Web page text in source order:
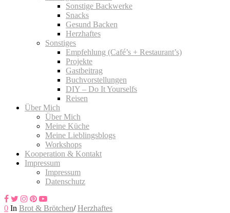
Sonstige Backwerke
Snacks
Gesund Backen
Herzhaftes
Sonstiges
Empfehlung (Café’s + Restaurant’s)
Projekte
Gastbeitrag
Buchvorstellungen
DIY – Do It Yourselfs
Reisen
Über Mich
Über Mich
Meine Küche
Meine Lieblingsblogs
Workshops
Kooperation & Kontakt
Impressum
Impressum
Datenschutz
0 In Brot & Brötchen/ Herzhaftes